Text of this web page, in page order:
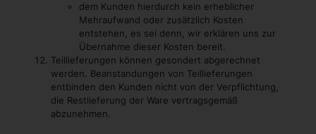
dem Kunden hierdurch kein erheblicher
Mehraufwand oder zusätzlich Kosten
entstehen, es sei denn, wir erklären uns zur
Übernahme dieser Kosten bereit.
Teillieferungen können gesondert abgerechnet
werden. Beanstandungen von Teillieferungen
entbinden den Kunden nicht von der Verpflichtung,
die Restlieferung der Ware vertragsgemäß
abzunehmen.